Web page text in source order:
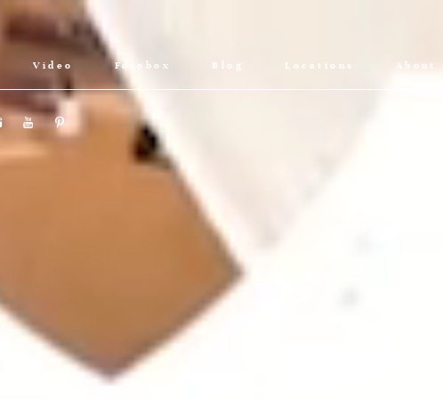
Video Fotobox Blog Locations About